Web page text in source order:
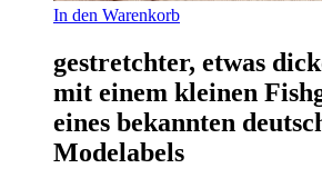
In den Warenkorb
gestretchter, etwas
mit einem kleinen
eines bekannten
Modelabels